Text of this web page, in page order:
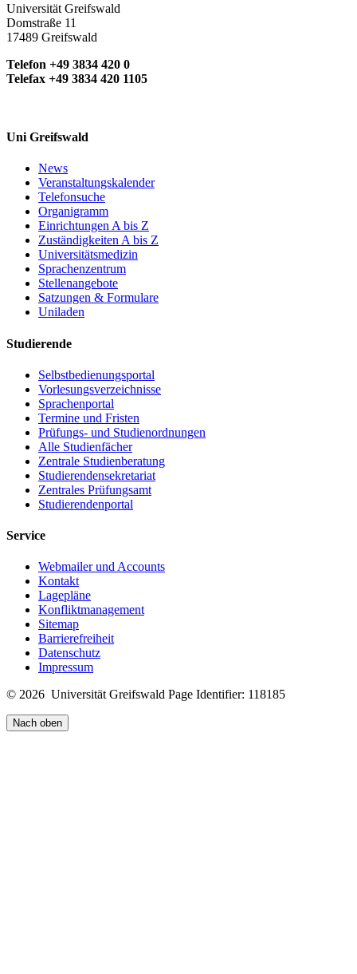
Universität Greifswald
Domstraße 11
17489 Greifswald
Telefon +49 3834 420 0
Telefax +49 3834 420 1105
Uni Greifswald
News
Veranstaltungskalender
Telefonsuche
Organigramm
Einrichtungen A bis Z
Zuständigkeiten A bis Z
Universitätsmedizin
Sprachenzentrum
Stellenangebote
Satzungen & Formulare
Uniladen
Studierende
Selbstbedienungsportal
Vorlesungsverzeichnisse
Sprachenportal
Termine und Fristen
Prüfungs- und Studienordnungen
Alle Studienfächer
Zentrale Studienberatung
Studierendensekretariat
Zentrales Prüfungsamt
Studierendenportal
Service
Webmailer und Accounts
Kontakt
Lagepläne
Konfliktmanagement
Sitemap
Barrierefreiheit
Datenschutz
Impressum
© 2026 Universität Greifswald Page Identifier: 118185
Nach oben